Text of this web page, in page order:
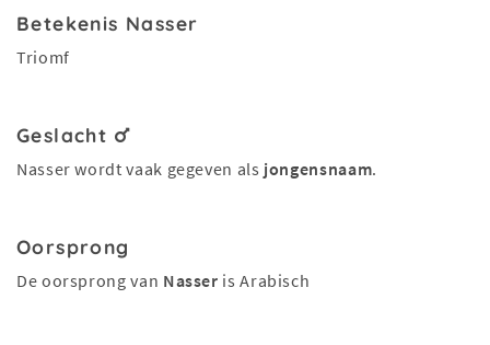
Betekenis Nasser
Triomf
Geslacht
Nasser wordt vaak gegeven als jongensnaam.
Oorsprong
De oorsprong van Nasser is Arabisch